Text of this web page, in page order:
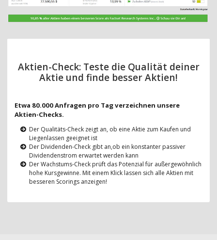
Aktien-Check: Teste die Qualität deiner
Aktie und finde besser Aktien!
Etwa 80.000 Anfragen pro Tag verzeichnen unsere
Aktien-Checks.
Der Qualitäts-Check zeigt an, ob eine Aktie zum Kaufen und
Liegenlassen geeignet ist
Der Dividenden-Check gibt an,ob ein konstanter passiver
Dividendenstrom erwartet werden kann
Der Wachstums-Check prüft das Potenzial für außergewöhnlich
hohe Kursgewinne. Mit einem Klick lassen sich alle Aktien mit
besseren Scorings anzeigen!